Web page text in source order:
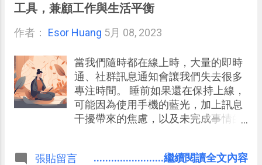
工具，兼顧工作與生活平衡
作者： Esor Huang 5月 08, 2023
當我們隨時都在線上時，大量的即時
通、社群訊息通知會讓我們失去很多
專注時間。 睡前如果還在保持上線，
可能因為使用手機的藍光，加上訊息
干擾帶來的焦慮，以及未完成事情的
張貼留言 ........................繼續閱讀全文內容